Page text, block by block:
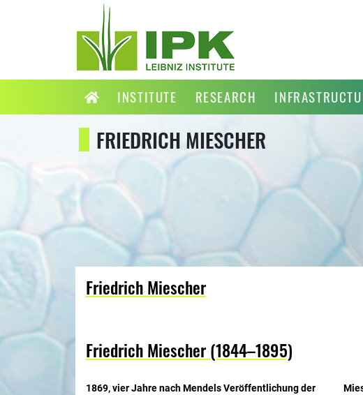
INSTITUTE RESEARCH
FRIEDRICH MIESCHER
Friedrich Miescher
Friedrich Miescher (1844–1895)
1869, vier Jahre nach Mendels Veröffentlichung der